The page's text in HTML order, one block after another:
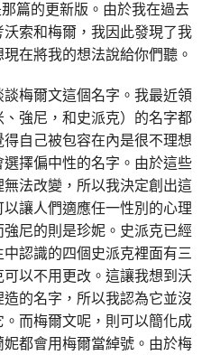
篇的更新版。由於我在過去
索和梅爾，我因此發現了我
在將我的想法說給你們聽。
梅爾文這個名字。我最近領
強尼，和史派克）的名字都
自己被包容在內是很不理想
擇偏中性的名字。由於這些
法改變，所以我決定創出這
讓人們適應任一性別的心理
尼的則是珍妮。史派克已經
認識的四個史派克裡面有三
以不用更改。這讓我想到沃
的名字，所以我認為它並沒
而梅爾文呢，則可以簡化成
妮都會用梅爾當綽號。由於梅